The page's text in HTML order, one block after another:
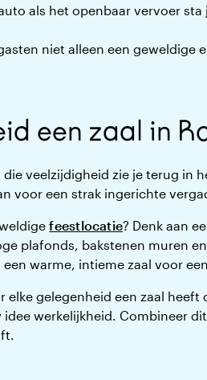
als het openbaar vervoer sta
niet alleen een geweldige
een zaal in
veelzijdigheid zie je terug in
voor een strak ingerichte
feestlocatie? Denk aan
plafonds, bakstenen muren
warme, intieme zaal voor
gelegenheid een zaal
werkelijkheid. Combineer